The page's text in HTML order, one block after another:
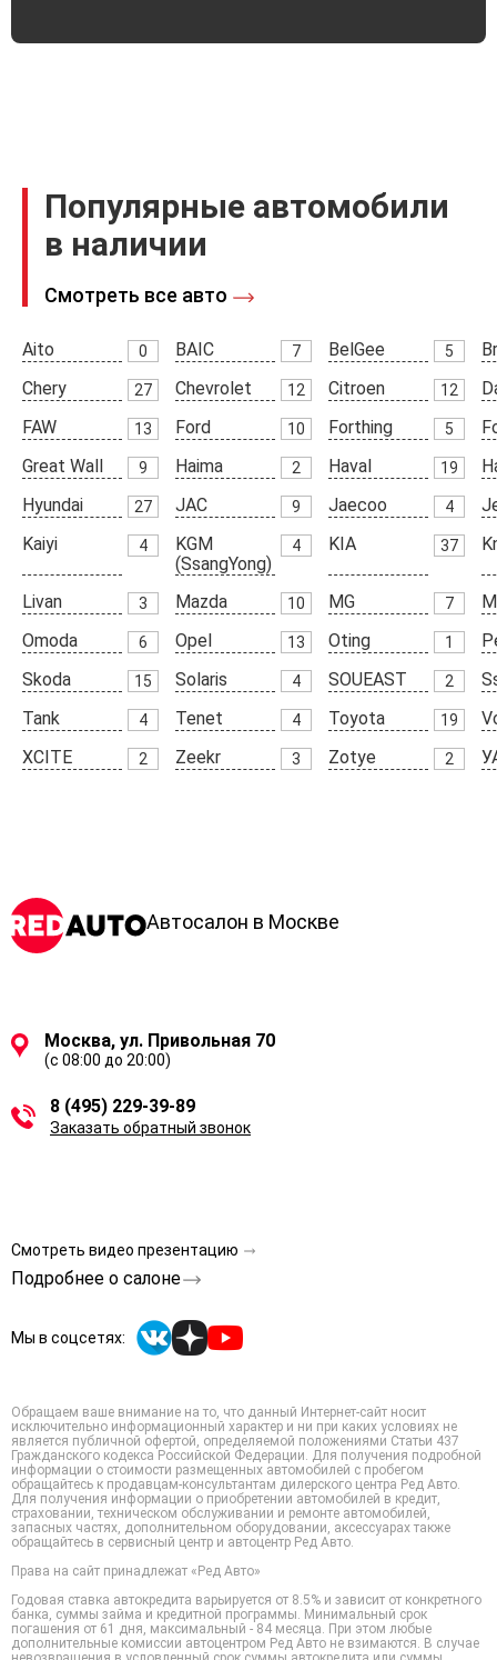
Популярные автомобили
в наличии
Смотреть все авто
Aito 0 BAIC 7 BelGee 5
Chery
27 Chevrolet 12 Citroen 12
FAW
13 Ford 10 Forthing 5
Great Wall
9 Haima 2 Haval 19
Hyundai
27 JAC 9 Jaecoo 4
Kaiyi
4
KGM
(SsangYong)
4 KIA 37
Livan 3 Mazda 10 MG 7
Omoda
6 Opel 13 Oting 1
Skoda
15 Solaris 4 SOUEAST 2
Tank
4 Tenet 4 Toyota 19
XCITE
2 Zeekr 3 Zotye 2
Автосалон в Москве
Москва, ул. Привольная 70
(с 08:00 до 20:00)
8 (495) 229-39-89
Заказать обратный звонок
Смотреть видео презентацию
Подробнее о салоне
Мы в соцсетях:
Обращаем ваше внимание на то, что данный Интернет-сайт носит
исключительно информационный характер и ни при каких условиях не
является публичной офертой, определяемой положениями Статьи 437
Гражданского кодекса Российской Федерации. Для получения подробной
информации о стоимости размещенных автомобилей с пробегом
обращайтесь к продавцам-консультантам дилерского центра Ред Авто.
Для получения информации о приобретении автомобилей в кредит,
страховании, техническом обслуживании и ремонте автомобилей,
запасных частях, дополнительном оборудовании, аксессуарах также
обращайтесь в сервисный центр и автоцентр Ред Авто.
Права на сайт принадлежат «Ред Авто»
Годовая ставка автокредита варьируется от 8.5% и зависит от конкретного
банка, суммы займа и кредитной программы. Минимальный срок
погашения от 61 дня, максимальный - 84 месяца. При этом любые
дополнительные комиссии автоцентром Ред Авто не взимаются. В случае